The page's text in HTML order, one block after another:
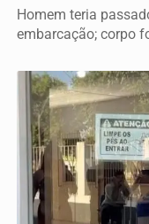
Homem teria
embarcação; corpo